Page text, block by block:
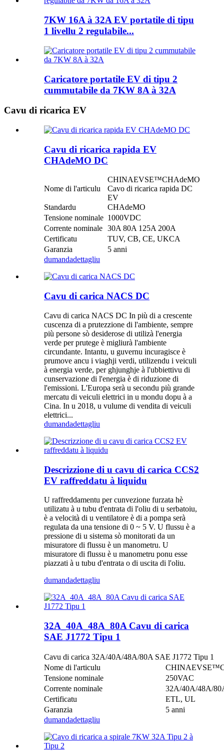
7KW 16A à 32A EV portatile di tipu
1 livellu 2 regulabile...
Caricatore portatile EV di tipu 2
cummutabile da 7KW 8A à 32A
Cavu di ricarica EV
Cavu di ricarica rapida EV
CHAdeMO DC
Nome di l'articulu
CHINAEVSE™️CHAdeMO
Cavo di ricarica rapida DC
EV
Standardu
CHAdeMO
Tensione nominale 1000VDC
Corrente nominale 30A 80A 125A 200A
Certificatu
TUV, CB, CE, UKCA
Garanzia
5 anni
dumandadettagliu
Cavu di carica NACS DC
Cavu di carica NACS DC In più di a crescente
cuscenza di a prutezzione di l'ambiente, sempre
più persone sò desiderose di utilizà l'energia
verde per prutege è migliurà l'ambiente
circundante. Intantu, u guvernu incuragisce è
prumove ancu i viaghji verdi, utilizendu i veiculi
à energia verde, per ghjunghje à l'ubbiettivu di
cunservazione di l'energia è di riduzione di
l'emissioni. L'Europa serà u secondu più grande
mercatu di veiculi elettrici in u mondu dopu à a
Cina. In u 2018, u vulume di vendita di veiculi
elettrici...
dumandadettagliu
Descrizzione di u cavu di carica CCS2
EV raffreddatu à liquidu
U raffreddamentu per cunvezione furzata hè
utilizatu à u tubu d'entrata di l'oliu di u serbatoiu,
è a velocità di u ventilatore è di a pompa serà
regulata da una tensione di 0 ~ 5 V. U flussu è a
pressione di u sistema sò monitorati da un
misuratore di flussu è un manometru. U
misuratore di flussu è u manometru ponu esse
piazzati à u tubu d'entrata o di uscita di l'oliu.
dumandadettagliu
32A_40A_48A_80A Cavu di carica
SAE J1772 Tipu 1
Cavu di carica 32A/40A/48A/80A SAE J1772 Tipu 1
Nome di l'articulu
Tensione nominale
250VAC
Corrente nominale
32A/40A/48A/
Certificatu
ETL, UL
Garanzia
5 anni
dumandadettagliu